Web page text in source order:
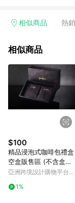
回饋訂單不得享有
行為，不具贈點資格
貨後 45 天後發送。
運費，攤位費等不具
顏色、價位、贈品如
Pinkoi 購物商品資訊
則請以點數紅包活動
頁面後才首次下載
上，首次下載 Pinkoi
面，方享導購資格。
相似商品 熱
相似商品
$100
精品浸泡式咖啡包禮盒
空盒販售區 (不含盒內
咖啡包)
亞洲跨境設計購物平台
1%